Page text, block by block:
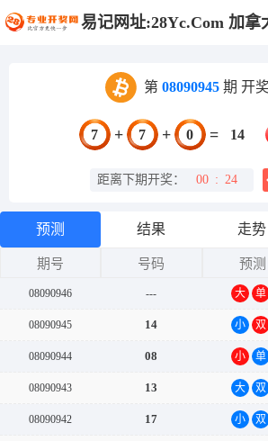
第08090945 期 开
7 + 7 + 0 = 14
距离下期开奖： 00 : 24
预测 结果 走势
期号 号码 预测
08090946 --- 大 单
08090945 14 小 双
08090944 08 小 单
08090943 13 大 双
08090942 17 小 双